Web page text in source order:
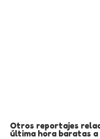
Otros reportajes
última hora baratas a